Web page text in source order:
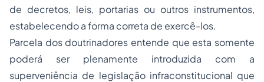
de decretos, leis, portarias ou outros instrumentos,
estabelecendo a forma correta de exercê-los.
Parcela dos doutrinadores entende que esta somente
poderá ser plenamente introduzida com a
superveniência de legislação infraconstitucional que